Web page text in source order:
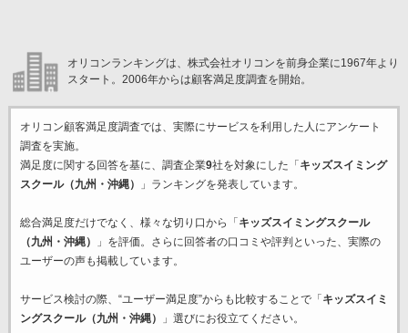
オリコンランキングは、株式会社オリコンを前身企業に1967年より
スタート。2006年からは顧客満足度調査を開始。
オリコン顧客満足度調査では、実際にサービスを利用した 人にアンケート
調査を実施。
満足度に関する回答を基に、調査企業9社を対象にした「 キッズスイミング
スクール（九州・沖縄）
」ランキングを発表しています。
総合満足度だけでなく、様々な切り口から「 キッズスイミングスクール
（九州・沖縄）
」を評価。さらに回答者の口コミや評判といった、実際の
ユーザーの声も掲載しています。
サービス検討の際、“ユーザー満足度”からも比較することで「 キッズスイミ
ングスクール（九州・沖縄）
」選びにお役立てください。